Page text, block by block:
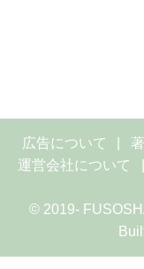
広告について
運営会社について
© 2019-